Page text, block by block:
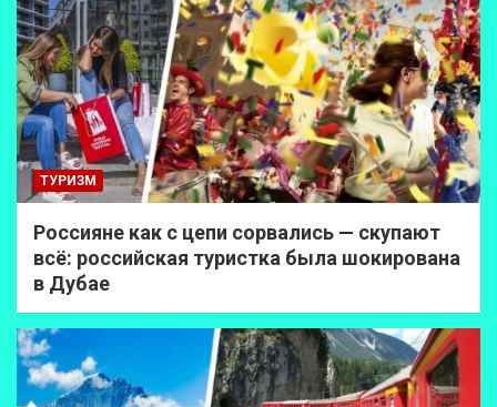
ТУРИЗМ
Россияне как с цепи сорвались — скупают
всё: российская туристка была шокирована
в Дубае